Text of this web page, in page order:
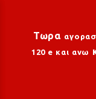
Τωρα
120 e και ανω